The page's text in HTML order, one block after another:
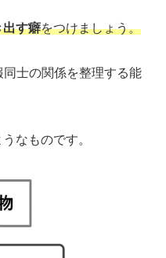
出す癖をつけましょう。
士の関係を整理する能
なものです。